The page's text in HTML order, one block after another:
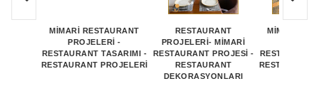
MİMARİ RESTAURANT
PROJELERİ -
RESTAURANT TASARIMI -
RESTAURANT PROJELERİ
RESTAURANT
PROJELERİ- MİMARİ
RESTAURANT PROJESİ -
RESTAURANT
DEKORASYONLARI
MİMARİ
RESTAURANT